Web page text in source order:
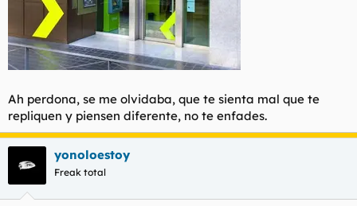
Ah perdona, se me olvidaba, que te sienta mal que te
repliquen y piensen diferente, no te enfades.
yonoloestoy
Freak total